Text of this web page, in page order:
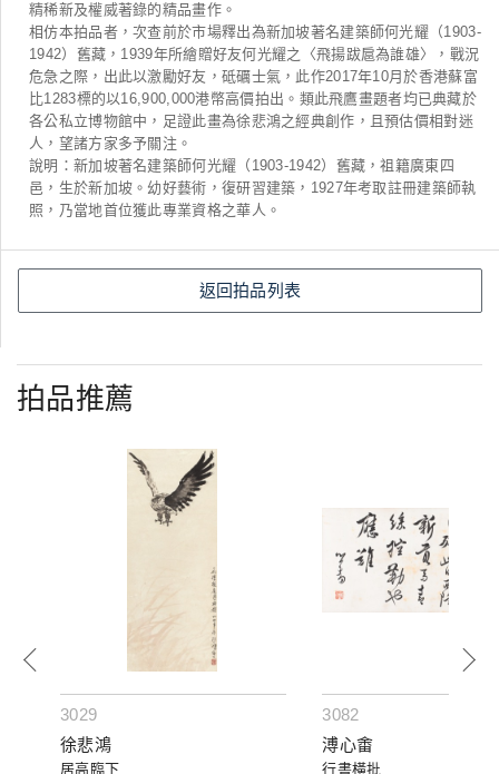
精稀新及權威著錄的精品畫作。
相仿本拍品者，次查前於市場釋出為新加坡著名建築師何光耀（1903-
1942）舊藏，1939年所繪贈好友何光耀之〈飛揚跋扈為誰雄〉，戰況
危急之際，出此以激勵好友，砥礪士氣，此作2017年10月於香港蘇富
比1283標的以16,900,000港幣高價拍出。類此飛鷹畫題者均已典藏於
各公私立博物館中，足證此畫為徐悲鴻之經典創作，且預估價相對迷
人，望諸方家多予關注。
說明：新加坡著名建築師何光耀（1903-1942）舊藏，祖籍廣東四
邑，生於新加坡。幼好藝術，復研習建築，1927年考取註冊建築師執
照，乃當地首位獲此專業資格之華人。
返回拍品列表
拍品推薦
3029
徐悲鴻
居高臨下
3082
溥心畬
行書橫批